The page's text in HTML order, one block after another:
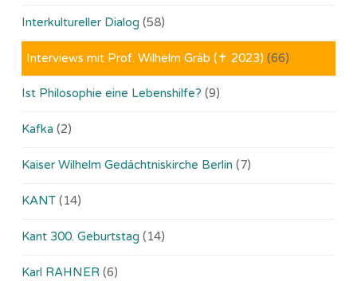
Interkultureller Dialog (58)
Interviews mit Prof. Wilhelm Gräb (✝ 2023) (66)
Ist Philosophie eine Lebenshilfe? (9)
Kafka (2)
Kaiser Wilhelm Gedächtniskirche Berlin (7)
KANT (14)
Kant 300. Geburtstag (14)
Karl RAHNER (6)